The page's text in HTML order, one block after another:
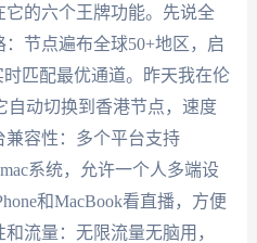
的六个王牌功能。先说全
节点遍布全球50+地区，启
匹配最优通道。昨天我在伦
自动切换到香港节点，速度
容性：多个平台支持
系统，允许一个人多端设
和MacBook看直播，方便
流量：无限流量无脑用，